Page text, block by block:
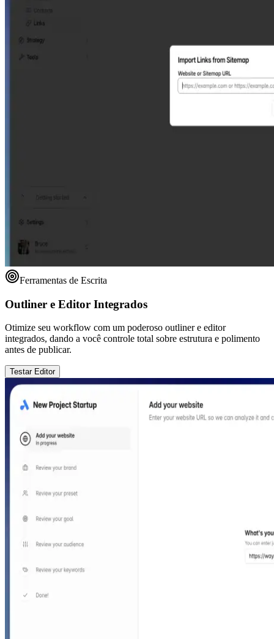
Ferramentas de Escrita
Outliner e Editor Integrados
Otimize seu workflow com um poderoso outliner e editor
integrados, dando a você controle total sobre estrutura e polimento
antes de publicar.
Testar Editor